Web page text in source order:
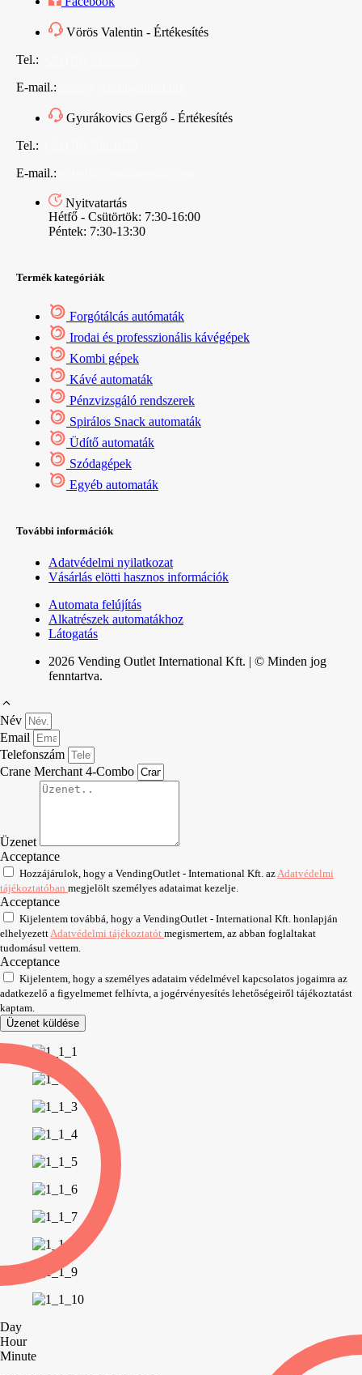
Vörös Valentin - Értékesítés
Tel.:
E-mail.:
Gyurákovics Gergő - Értékesítés
Tel.:
E-mail.:
Nyitvatartás
Hétfő - Csütörtök: 7:30-16:00
Péntek: 7:30-13:30
Termék kategóriák
Forgótálcás autómaták
Irodai és professzionális kávégépek
Kombi gépek
Kávé automaták
Pénzvizsgáló rendszerek
Spirálos Snack automaták
Üdítő automaták
Szódagépek
Egyéb automaták
További információk
Adatvédelmi nyilatkozat
Vásárlás elötti hasznos információk
Automata felújítás
Alkatrészek automatákhoz
Látogatás
2026 Vending Outlet International Kft. | © Minden jog
fenntartva.
Név
Email
Telefonszám
Crane Merchant 4-Combo
Üzenet
Acceptance
Hozzájárulok, hogy a VendingOutlet - International Kft. az Adatvédelmi
tájékoztatóban megjelölt személyes adataimat kezelje.
Acceptance
Kijelentem továbbá, hogy a VendingOutlet - International Kft. honlapján
elhelyezett Adatvédelmi tájékoztatót megismertem, az abban foglaltakat
tudomásul vettem.
Acceptance
Kijelentem, hogy a személyes adataim védelmével kapcsolatos jogaimra az
adatkezelő a figyelmemet felhívta, a jogérvényesítés lehetőségeiről tájékoztatást
kaptam.
Üzenet küldése
Day
Hour
Minute